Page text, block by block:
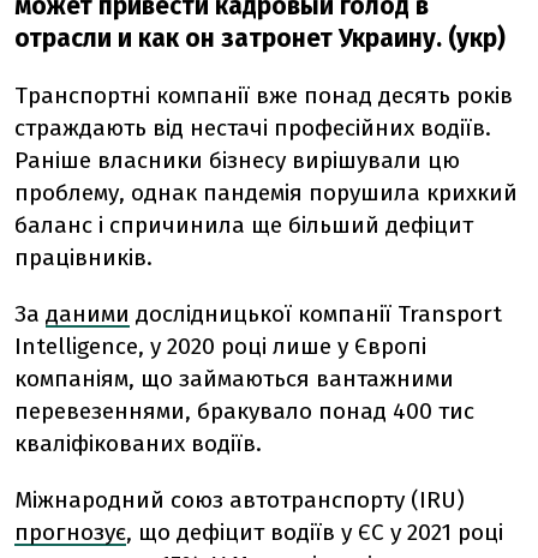
может привести кадровый голод в
отрасли и как он затронет Украину. (укр)
Транспортні компанії вже понад десять років
страждають від нестачі професійних водіїв.
Раніше власники бізнесу вирішували цю
проблему, однак пандемія порушила крихкий
баланс і спричинила ще більший дефіцит
працівників.
За даними дослідницької компанії Transport
Intelligence, у 2020 році лише у Європі
компаніям, що займаються вантажними
перевезеннями, бракувало понад 400 тис
кваліфікованих водіїв.
Міжнародний союз автотранспорту (IRU)
прогнозує, що дефіцит водіїв у ЄС у 2021 році